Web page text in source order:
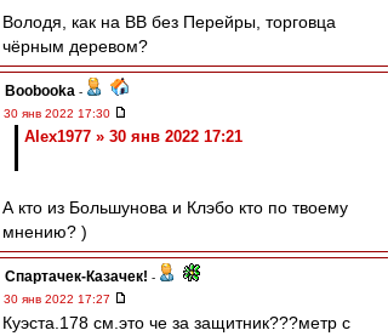
Володя, как на ВВ без Перейры, торговца
чёрным деревом?
Boobooka -
30 янв 2022 17:30
Alex1977 » 30 янв 2022 17:21
А кто из Большунова и Клэбо кто по твоему
мнению? )
Спартачек-Казачек! -
30 янв 2022 17:27
Куэста.178 см.это че за защитник???метр с